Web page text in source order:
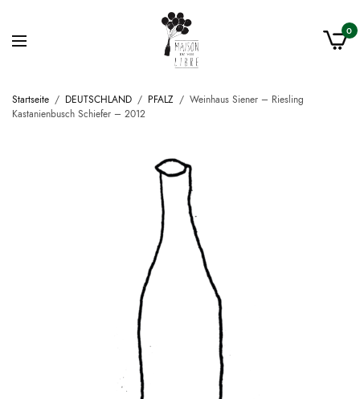
0
Startseite / DEUTSCHLAND / PFALZ / Weinhaus Siener – Riesling
Kastanienbusch Schiefer – 2012